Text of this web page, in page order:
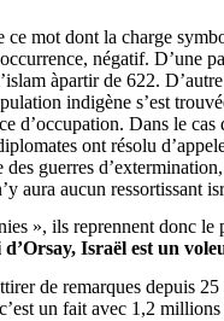
mot dont la charge
négatif.
àpartirde 622.
indigène s’est
Dans le
ont résolu
guerres
aucun ressortissant
», ils reprennent donc
Israël est un
de remarques
un fait avec 1,2